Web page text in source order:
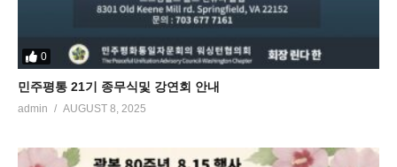
0
민주평통 21기 종무식및 강연회 안내
admin AUGUST 8, 2025